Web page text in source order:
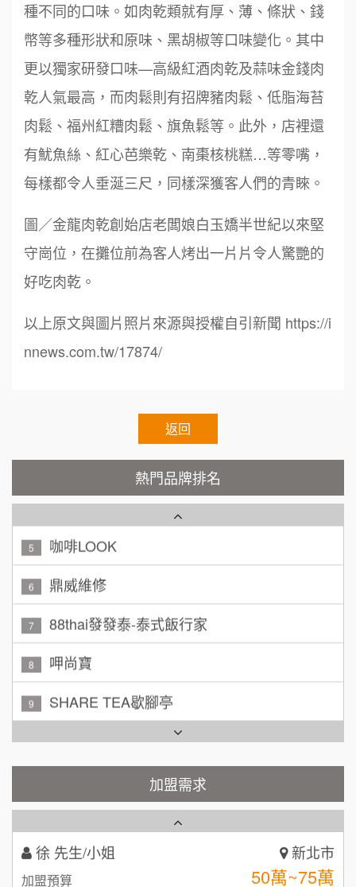
種不同的口味。如肉乾類就有厚、薄、條狀、錢
幣等多種形狀和原味、黑胡椒等口味變化。其中
更以獨家研發口味—高級紅酒肉乾及蒜味金錢肉
乾人氣最高，而肉鬆則有招牌豬肉鬆、低脂海苔
肉鬆、福州紅糟肉鬆、旗魚鬆等。此外，店裡還
有魷魚絲、紅心芭樂乾、南棗核桃糕…等零嘴，
每樣都令人垂涎三尺，同樣深獲客人們的青睞。
圖／金龍肉乾創始店老闆娘白玉嬌半世紀以來堅
守崗位，在攤位前為客人烤出一片片令人驚艷的
好吃肉乾。
以上原文與圖片照片來源與授權自引新聞 https://i
nnews.com.tw/17874/
返回
熱門品牌排名
鼎威維修
7 88thai發發泰-泰式飯行家
8 呷尚寶
SHARE TEA歇腳亭
10 TEA TOP台灣第一味
秉宏小米甜甜圈
4 潮鍋癮
5 咖啡LOOK
6 鼎威維修
7 88thai發發泰-泰式飯行家
8 呷尚寶
9 SHARE TEA歇腳亭
10 TEA TOP台灣第一味
Cozy coffee可集咖啡
3 秉宏小米甜甜圈
加盟需求
周 先生/小姐 台北
徐 先生/小姐 新北市
加盟預算
何 先生/小姐 台南
加盟預算
加盟預算
黃 先生/小姐
100萬~150萬
林 先生/小姐 屏東縣
加盟預算
吳 先生/小姐 屏東縣
加盟預算 100萬~200萬
加盟預算 100萬 ~150萬
徐 先生/小姐 新北市
加盟預算 50萬~75萬